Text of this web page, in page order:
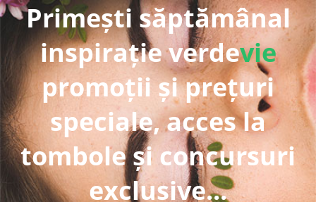
Primești săptămânal
inspirație verdevie
promoții și prețuri
speciale, acces la
tombole și concursuri
exclusive...